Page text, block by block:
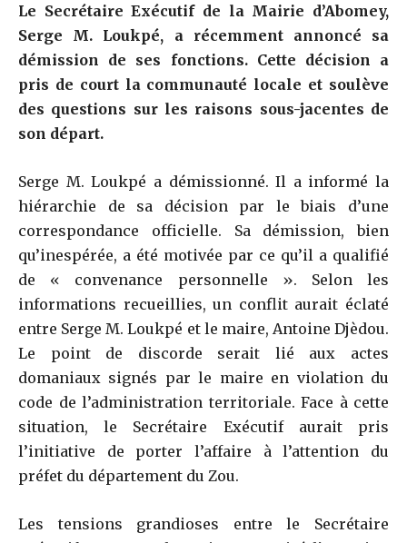
Le Secrétaire Exécutif de la Mairie d’Abomey,
Serge M. Loukpé, a récemment annoncé sa
démission de ses fonctions. Cette décision a
pris de court la communauté locale et soulève
des questions sur les raisons sous-jacentes de
son départ.
Serge M. Loukpé a démissionné. Il a informé la
hiérarchie de sa décision par le biais d’une
correspondance officielle. Sa démission, bien
qu’inespérée, a été motivée par ce qu’il a qualifié
de « convenance personnelle ». Selon les
informations recueillies, un conflit aurait éclaté
entre Serge M. Loukpé et le maire, Antoine Djèdou.
Le point de discorde serait lié aux actes
domaniaux signés par le maire en violation du
code de l’administration territoriale. Face à cette
situation, le Secrétaire Exécutif aurait pris
l’initiative de porter l’affaire à l’attention du
préfet du département du Zou.
Les tensions grandioses entre le Secrétaire